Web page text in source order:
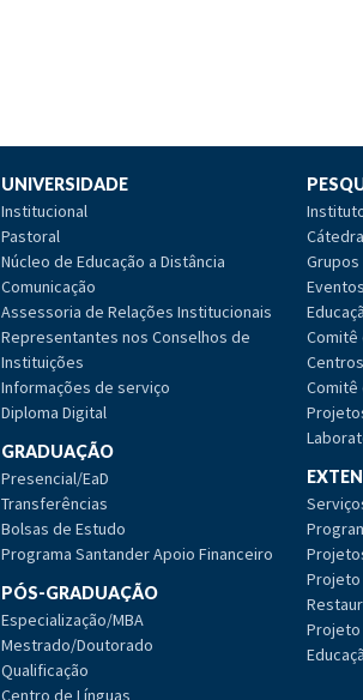
UNIVERSIDADE
Institucional
Pastoral
Núcleo de Educação a Distância
Comunicação
Assessoria de Relações Institucionais
Representantes nos Conselhos de
Instituições
Informações de serviço
Diploma Digital
GRADUAÇÃO
Presencial/EaD
Transferências
Bolsas de Estudo
Programa Santander Apoio Financeiro
PÓS-GRADUAÇÃO
Especialização/MBA
Mestrado/Doutorado
Qualificação
Centro de Línguas
Comitê
Comitê
Projeto